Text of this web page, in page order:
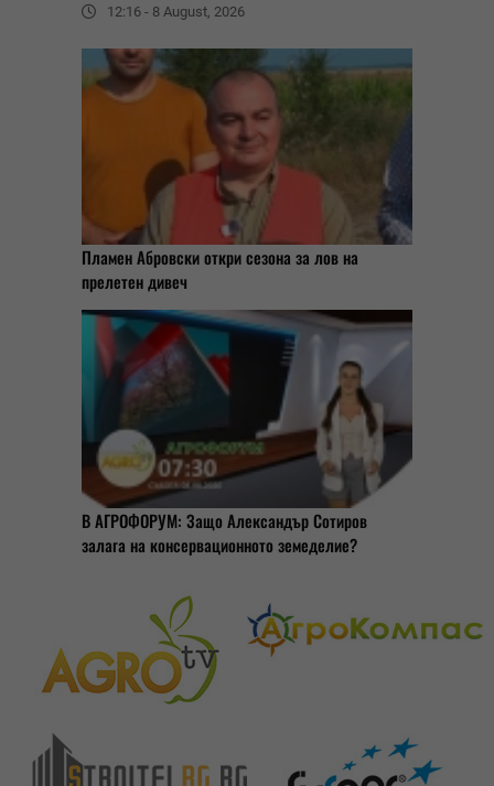
12:16 - 8 August, 2026
Пламен Абровски откри сезона за лов на
прелетен дивеч
В АГРОФОРУМ: Защо Александър Сотиров
залага на консервационното земеделие?